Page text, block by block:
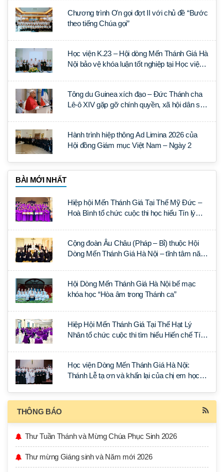
Chương trình Ơn gọi đợt II với chủ đề “Bước
theo tiếng Chúa gọi”
Học viện K.23 – Hội dòng Mến Thánh Giá Hà
Nội bảo vệ khóa luận tốt nghiệp tại Học viện
Tông du Guinea xích đạo – Đức Thánh cha
Lê-ô XIV gặp gỡ chính quyền, xã hội dân sự
Hành trình hiệp thông Ad Limina 2026 của
Hội đồng Giám mục Việt Nam – Ngày 2
BÀI MỚI NHẤT
Hiệp hội Mến Thánh Giá Tại Thế Mỹ Đức –
Hoà Bình tổ chức cuộc thi học hiểu Tín lý
Cộng đoàn Âu Châu (Pháp – Bỉ) thuộc Hội
Dòng Mến Thánh Giá Hà Nội – tĩnh tâm năm
Hội Dòng Mến Thánh Giá Hà Nội bế mạc
khóa học “Hòa âm trong Thánh ca”
Hiệp Hội Mến Thánh Giá Tại Thế Hạt Lý
Nhân tổ chức cuộc thi tìm hiểu Hiến chế Tín
Học viện Dòng Mến Thánh Giá Hà Nội:
Thánh Lễ tạ ơn và khấn lại của chị em học
THÔNG BÁO
Thư Tuần Thánh và Mừng Chúa Phục Sinh 2026
Thư mừng Giáng sinh và Năm mới 2026